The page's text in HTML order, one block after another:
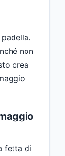
non
crea
fetta di